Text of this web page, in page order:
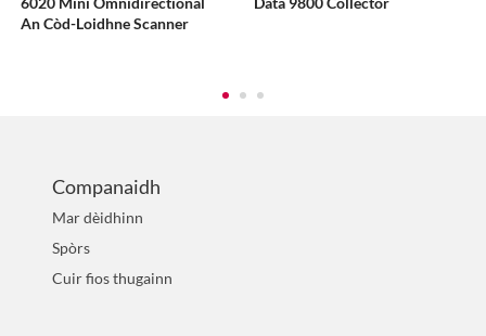
An Còd-Loidhne Scanner
Companaidh
Mar dèidhinn
Spòrs
Cuir fios thugainn